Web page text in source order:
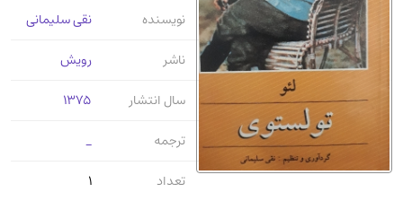
حقوقی و قانون (47)
کتاب های مصور رنگی و گلاسه(23)
عرفانی و سلوک(45)
الکترونیک(11)
دایره المعارف و فرهنگ (13)
علوم غریبه و شهودی(16)
نویسنده
نقی سلیمانی
ناشر
رویش
سال انتشار
1375
ترجمه
_
تعداد
1